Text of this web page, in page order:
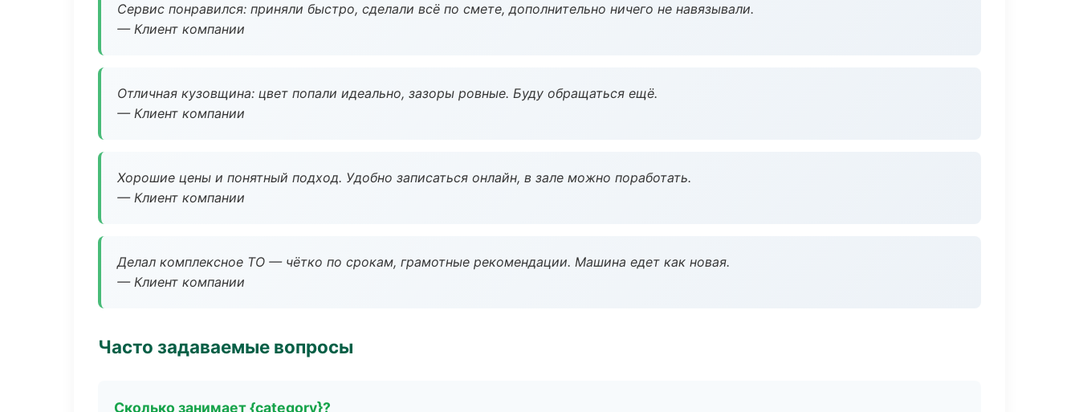
Сервис понравился: приняли быстро, сделали всё по смете, дополнительно ничего не навязывали.
— Клиент компании
Отличная кузовщина: цвет попали идеально, зазоры ровные. Буду обращаться ещё.
— Клиент компании
Хорошие цены и понятный подход. Удобно записаться онлайн, в зале можно поработать.
— Клиент компании
Делал комплексное ТО — чётко по срокам, грамотные рекомендации. Машина едет как новая.
— Клиент компании
Часто задаваемые вопросы
Сколько занимает {category}?